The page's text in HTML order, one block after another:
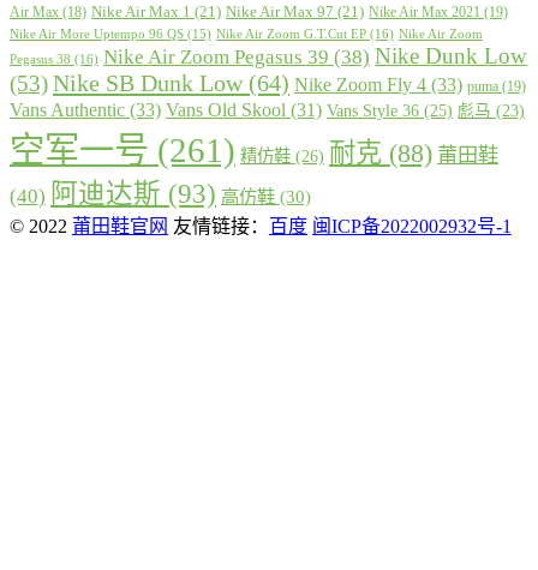
Air Max (18) Nike Air Max 1 (21) Nike Air Max 97 (21) Nike Air Max 2021 (19)
Nike Air More Uptempo 96 QS (15) Nike Air Zoom G.T.Cut EP (16) Nike Air Zoom
Pegasus 38 (16) Nike Air Zoom Pegasus 39 (38) Nike Dunk Low
(53)Nike SB Dunk Low(64) Nike Zoom Fly 4 (33) puma (19)
Vans Authentic (33) Vans Old Skool (31) Vans Style 36 (25) 彪马 (23)
空军一号 (261) 精仿鞋 (26) 耐克 (88) 莆田鞋
(40) 阿迪达斯 (93) 高仿鞋 (30)
© 2022 莆田鞋官网 友情链接： 百度 闽ICP备2022002932号-1